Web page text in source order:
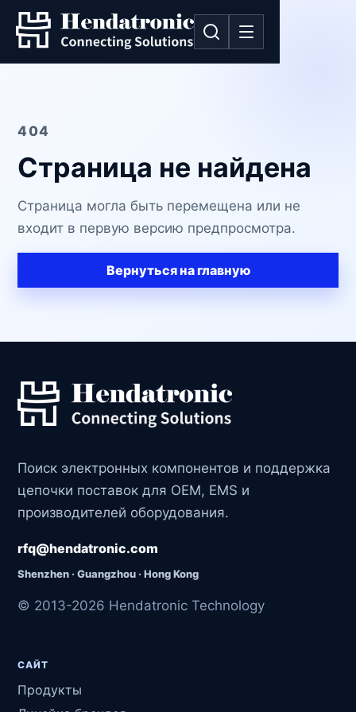
404
Страница не найдена
Страница могла быть перемещена или не
входит в первую версию предпросмотра.
Вернуться на главную
Поиск электронных компонентов и поддержка
цепочки поставок для OEM, EMS и
производителей оборудования.
rfq@hendatronic.com
Shenzhen · Guangzhou · Hong Kong
© 2013-2026 Hendatronic Technology
САЙТ
Продукты